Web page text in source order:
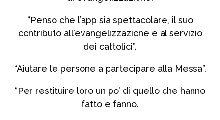
“Penso che l’app sia spettacolare, il suo
contributo all’evangelizzazione e al servizio
dei cattolici”.
“Aiutare le persone a partecipare alla Messa”.
“Per restituire loro un po’ di quello che hanno
fatto e fanno.